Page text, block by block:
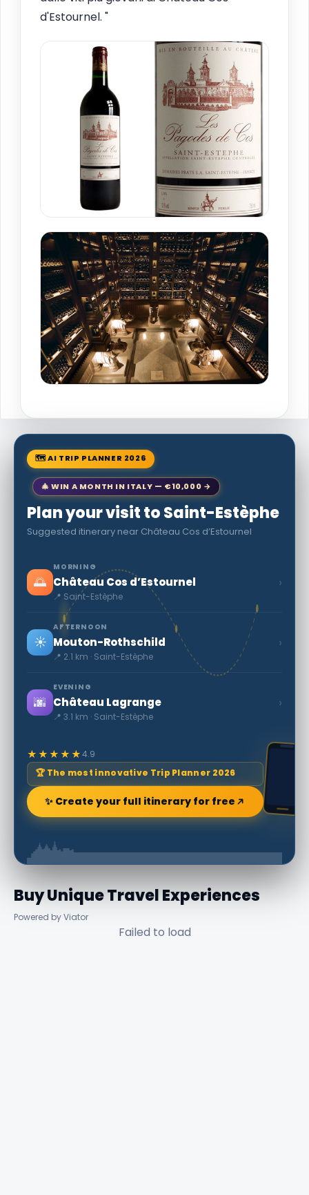
d'Estournel. "
🗺 AI TRIP PLANNER 2026
🎄 WIN A MONTH IN ITALY — €10,000 →
Plan your visit to Saint-Estèphe
Suggested itinerary near Château Cos d’Estournel
🌅
MORNING
Château Cos d’Estournel
📍 Saint-Estèphe
›
☀️
AFTERNOON
Mouton-Rothschild
📍 2.1 km · Saint-Estèphe
›
🌆
EVENING
Château Lagrange
📍 3.1 km · Saint-Estèphe
›
★★★★★4.9
🏆 The most innovative Trip Planner 2026
✨ Create your full itinerary for free
Buy Unique Travel Experiences
Powered by Viator
Failed to load